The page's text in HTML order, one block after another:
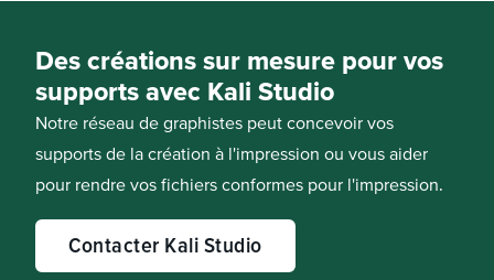
Des créations sur mesure pour vos
supports avec Kali Studio
Notre réseau de graphistes peut concevoir vos
supports de la création à l'impression ou vous aider
pour rendre vos fichiers conformes pour l'impression.
Contacter Kali Studio